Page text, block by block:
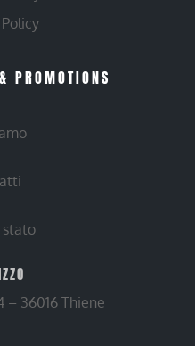
PROMOTIONS
stato
– 36016 Thiene